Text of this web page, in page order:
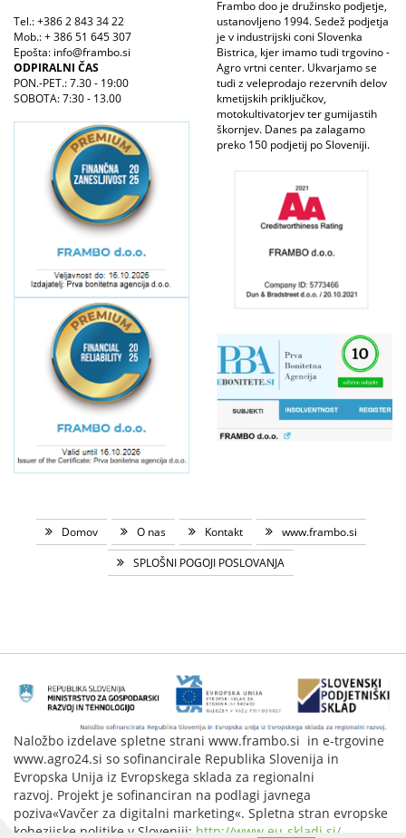
Tel.: +386 2 843 34 22
Mob.: + 386 51 645 307
Epošta: info@frambo.si
ODPIRALNI ČAS
PON.-PET.: 7.30 - 19:00
SOBOTA: 7:30 - 13.00
Frambo doo je družinsko podjetje,
ustanovljeno 1994. Sedež podjetja
je v industrijski coni Slovenka
Bistrica, kjer imamo tudi trgovino -
Agro vrtni center. Ukvarjamo se
tudi z veleprodajo rezervnih delov
kmetijskih priključkov,
motokultivatorjev ter gumijastih
škornjev. Danes pa zalagamo
preko 150 podjetij po Sloveniji.
Domov O nas Kontakt
www.frambo.si
SPLOŠNI POGOJI POSLOVANJA
Naložbo izdelave spletne strani www.frambo.si in e-trgovine
www.agro24.si so sofinancirale Republika Slovenija in
Evropska Unija iz Evropskega sklada za regionalni
razvoj. Projekt je sofinanciran na podlagi javnega
poziva«Vavčer za digitalni marketing«. Spletna stran evropske
kohezijske politike v Sloveniji: http://www.eu-skladi.si/